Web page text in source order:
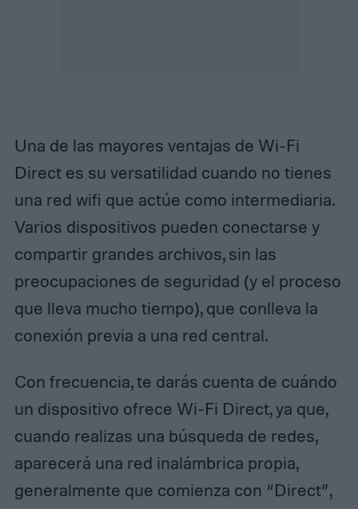
Una de las mayores ventajas de Wi-Fi
Direct es su versatilidad cuando no tienes
una red wifi que actúe como intermediaria.
Varios dispositivos pueden conectarse y
compartir grandes archivos, sin las
preocupaciones de seguridad (y el proceso
que lleva mucho tiempo), que conlleva la
conexión previa a una red central.
Con frecuencia, te darás cuenta de cuándo
un dispositivo ofrece Wi-Fi Direct, ya que,
cuando realizas una búsqueda de redes,
aparecerá una red inalámbrica propia,
generalmente que comienza con “Direct”,